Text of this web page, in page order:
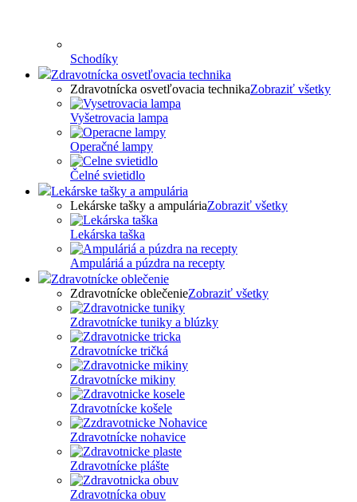
Schodíky
Zdravotnícka osvetľovacia technika
Zdravotnícka osvetľovacia technikaZobraziť všetky
Vyšetrovacia lampa
Operačné lampy
Čelné svietidlo
Lekárske tašky a ampulária
Lekárske tašky a ampuláriaZobraziť všetky
Lekárska taška
Ampuláriá a púzdra na recepty
Zdravotnícke oblečenie
Zdravotnícke oblečenieZobraziť všetky
Zdravotnícke tuniky a blúzky
Zdravotnícke tričká
Zdravotnícke mikiny
Zdravotnícke košele
Zdravotnícke nohavice
Zdravotnícke plášte
Zdravotnícka obuv